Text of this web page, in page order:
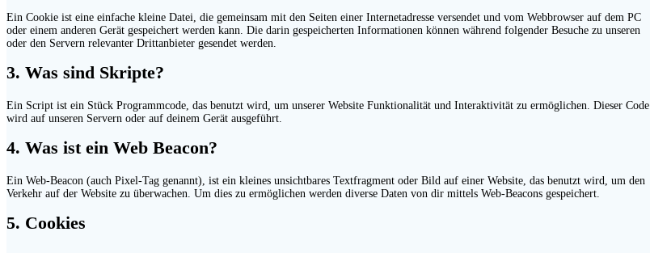
Ein Cookie ist eine einfache kleine Datei, die gemeinsam mit den Seiten einer Internetadresse versendet und vom Webbrowser auf dem PC
oder einem anderen Gerät gespeichert werden kann. Die darin gespeicherten Informationen können während folgender Besuche zu unseren
oder den Servern relevanter Drittanbieter gesendet werden.
3. Was sind Skripte?
Ein Script ist ein Stück Programmcode, das benutzt wird, um unserer Website Funktionalität und Interaktivität zu ermöglichen. Dieser Code
wird auf unseren Servern oder auf deinem Gerät ausgeführt.
4. Was ist ein Web Beacon?
Ein Web-Beacon (auch Pixel-Tag genannt), ist ein kleines unsichtbares Textfragment oder Bild auf einer Website, das benutzt wird, um den
Verkehr auf der Website zu überwachen. Um dies zu ermöglichen werden diverse Daten von dir mittels Web-Beacons gespeichert.
5. Cookies